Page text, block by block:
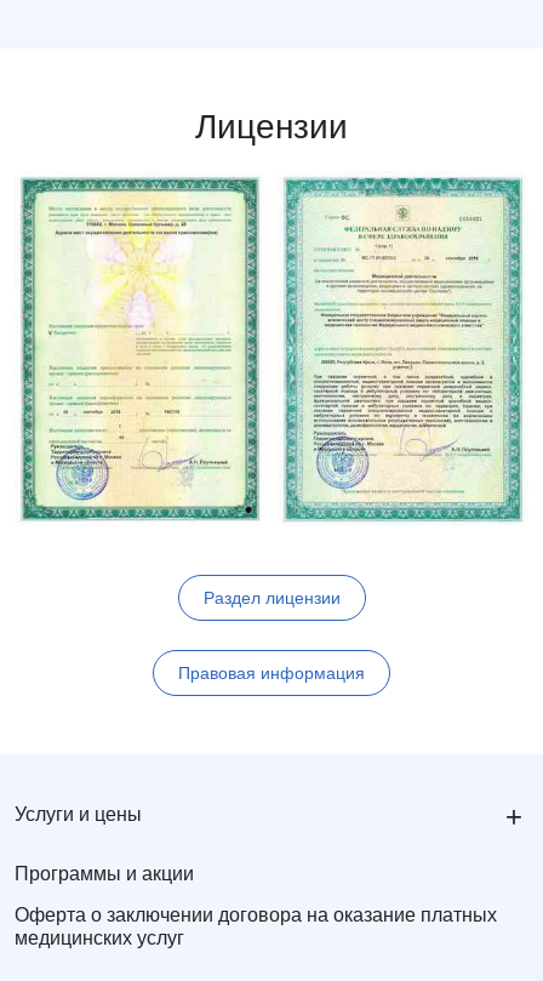
Лицензии
Раздел лицензии
Правовая информация
Услуги и цены +
Программы и акции
Оферта о заключении договора на оказание платных
медицинских услуг